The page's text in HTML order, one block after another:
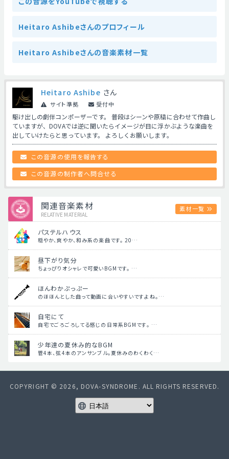
Heitaro Ashibeさんのプロフィール
Heitaro Ashibeさんの音楽素材一覧
Heitaro Ashibe さん
サイト準拠 受付中
駆け出しの劇伴コンポーザーです。 普段はシーンや原稿に合わせて作曲し
ていますが、DOVAでは逆に聞いたらイメージが目に浮かぶような楽曲を
出していけたらと思っています。 よろしくお願いします。
この音源の使用を報告する
この音源の制作者へ問合せる
関連音楽素材
RELATIVE MATERIAL
素材一覧
パステルハウス
穏やか、爽やか、和み系の楽曲です。 20…
昼下がり気分
ちょっぴりオシャレで可愛いBGMです。 …
ほんわかぷっぷー
のほほんとした曲って動画に合いやすいですよね。…
自宅にて
自宅でごろごろしてる感じの日常系BGMです。 …
少年達の夏休み的なBGM
管4本、弦4本のアンサンブル。夏休みのわくわく…
COPYRIGHT © 2026, DOVA-SYNDROME. ALL RIGHTS RESERVED.